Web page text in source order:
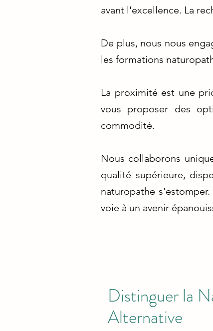
avant l'excellence. La
De plus, nous nous
les formations
La proximité est une
vous proposer des
commodité.
Nous collaborons
qualité supérieure,
naturopathe
voie à un avenir
Distinguer la
Alternative